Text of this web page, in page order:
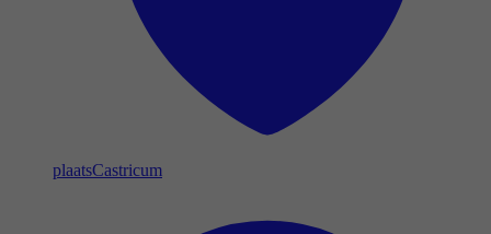
plaatsCastricum